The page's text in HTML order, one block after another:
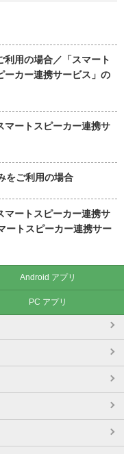
利用の場合／「スマート
ーカー連携サービス」の
マートスピーカー連携サ
をご利用の場合
マートスピーカー連携サ
ートスピーカー連携サー
Android アプリ
PC アプリ